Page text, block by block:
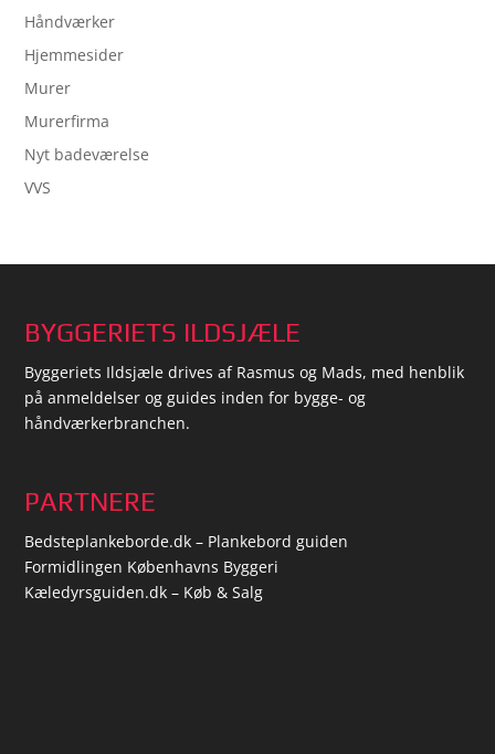
Håndværker
Hjemmesider
Murer
Murerfirma
Nyt badeværelse
VVS
BYGGERIETS ILDSJÆLE
Byggeriets Ildsjæle drives af Rasmus og Mads, med henblik
på anmeldelser og guides inden for bygge- og
håndværkerbranchen.
PARTNERE
Bedsteplankeborde.dk – Plankebord guiden
Formidlingen Københavns Byggeri
Kæledyrsguiden.dk – Køb & Salg